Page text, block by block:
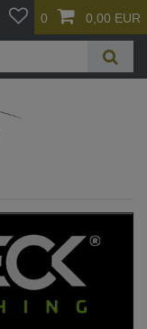
0 0,00 EUR